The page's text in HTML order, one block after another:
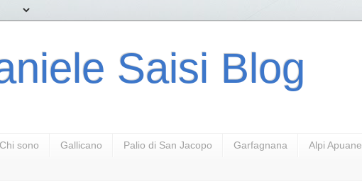
Saisi Blog
Chi sono Gallicano Palio di San Jacopo Garfagnana Alpi Apuane